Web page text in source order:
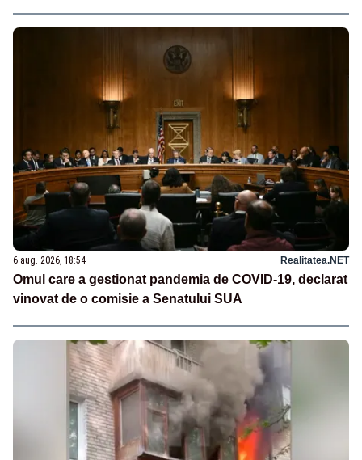
6 aug. 2026, 18:54 Realitatea.NET
Omul care a gestionat pandemia de COVID-19, declarat
vinovat de o comisie a Senatului SUA